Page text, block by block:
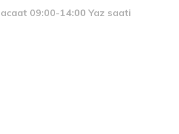
09:00-14:00 Yaz saati